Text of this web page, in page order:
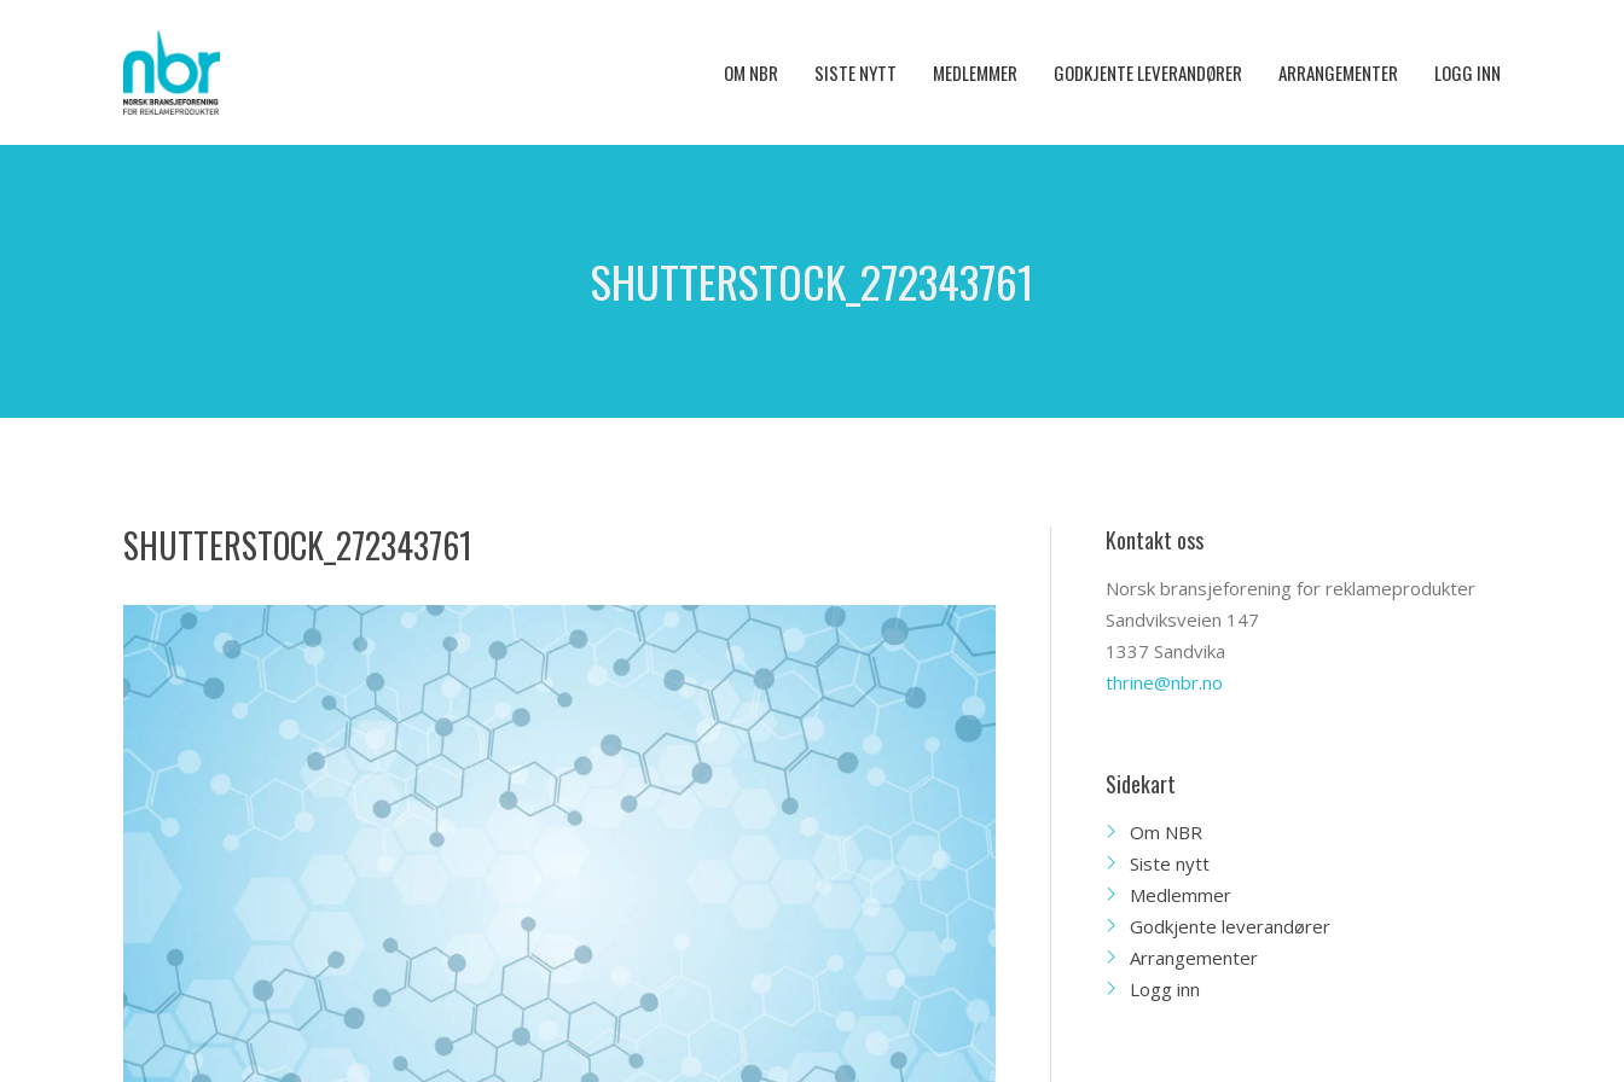
OM NBR SISTE NYTT MEDLEMMER GODKJENTE LEVERANDØRER ARRANGEMENTER LOGG INN
SHUTTERSTOCK_272343761
SHUTTERSTOCK_272343761 Kontakt oss
Norsk bransjeforening for reklameprodukter
Sandviksveien 147
1337 Sandvika
thrine@nbr.no
Sidekart
Om NBR
Siste nytt
Medlemmer
Godkjente leverandører
Arrangementer
Logg inn